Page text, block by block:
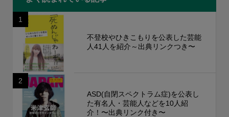
1
不登校やひきこもりを公表した芸能
人41人を紹介～出典リンクつき〜
2
ASD(自閉スペクトラム症)を公表し
た有名人・芸能人などを10人紹
介！〜出典リンク付き〜